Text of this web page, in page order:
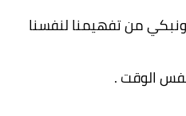
من تفهيمنا لنفسنا
الوقت .